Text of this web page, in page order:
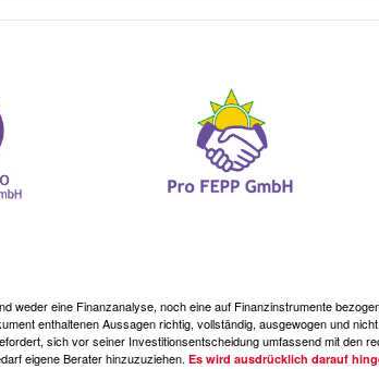
weder eine Finanzanalyse, noch eine auf Finanzinstrumente
enthaltenen Aussagen richtig, vollständig, ausgewogen und
sich vor seiner Investitionsentscheidung umfassend mit den
eigene Berater hinzuzuziehen.Es wird ausdrücklich darauf